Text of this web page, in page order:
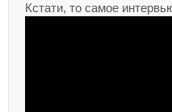
Кстати, то самое